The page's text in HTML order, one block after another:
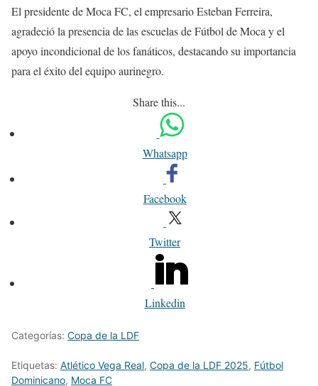
El presidente de Moca FC, el empresario Esteban Ferreira,
agradeció la presencia de las escuelas de Fútbol de Moca y el
apoyo incondicional de los fanáticos, destacando su importancia
para el éxito del equipo aurinegro.
Share this...
Whatsapp
Facebook
Twitter
Linkedin
Categorías: Copa de la LDF
Etiquetas: Atlético Vega Real, Copa de la LDF 2025, Fútbol
Dominicano, Moca FC